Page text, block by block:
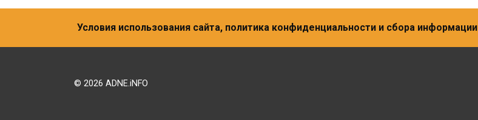
Условия использования сайта, политика конфиденциальности и сбора информации
© 2026 ADNE.iNFO